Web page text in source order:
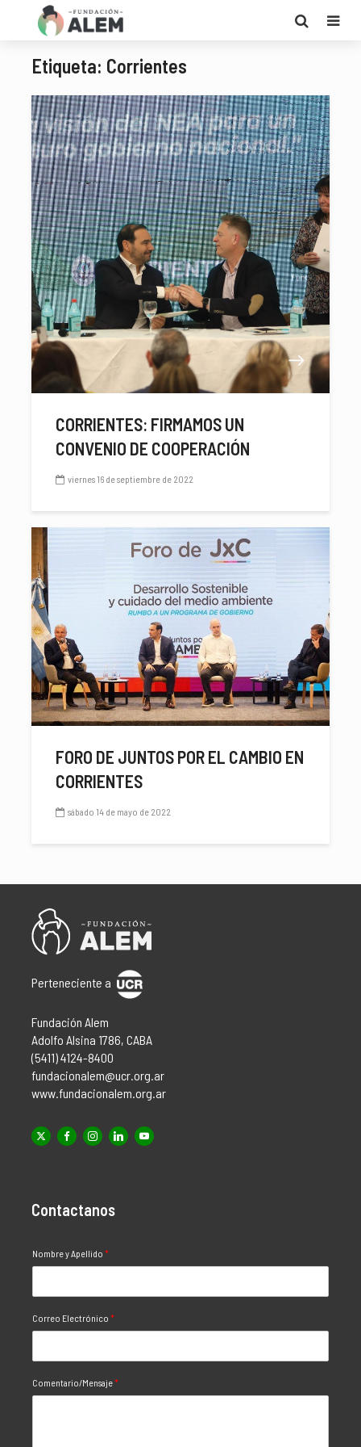
Etiqueta: Corrientes
CORRIENTES: FIRMAMOS UN
CONVENIO DE COOPERACIÓN
viernes 16 de septiembre de 2022
FORO DE JUNTOS POR EL CAMBIO EN
CORRIENTES
sábado 14 de mayo de 2022
Perteneciente a
Fundación Alem
Adolfo Alsina 1786, CABA
(5411) 4124-8400
fundacionalem@ucr.org.ar
www.fundacionalem.org.ar
Contactanos
Nombre y Apellido *
Correo Electrónico *
Comentario/Mensaje*